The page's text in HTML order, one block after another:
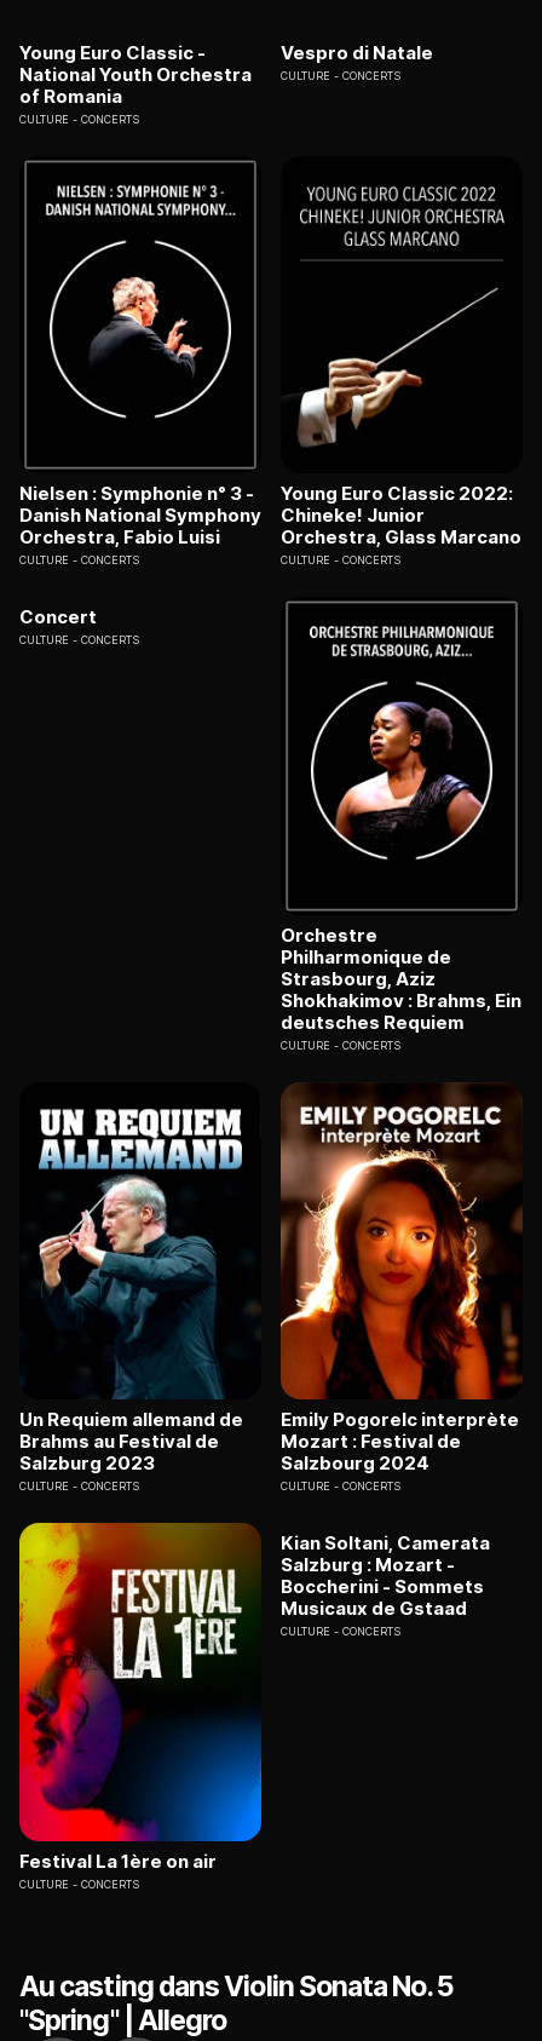
Young Euro Classic -
National Youth Orchestra
of Romania
CULTURE CONCERTS
Vespro di Natale
CULTURE CONCERTS
Nielsen : Symphonie n° 3 -
Danish National Symphony
Orchestra, Fabio Luisi
CULTURE CONCERTS
Young Euro Classic 2022:
Chineke! Junior
Orchestra, Glass Marcano
CULTURE CONCERTS
Concert
CULTURE CONCERTS
Orchestre
Philharmonique de
Strasbourg, Aziz
Shokhakimov : Brahms, Ein
deutsches Requiem
CULTURE CONCERTS
Un Requiem allemand de
Brahms au Festival de
Salzburg 2023
CULTURE CONCERTS
Emily Pogorelc interprète
Mozart : Festival de
Salzbourg 2024
CULTURE CONCERTS
Festival La 1ère on air
CULTURE CONCERTS
Kian Soltani, Camerata
Salzburg : Mozart -
Boccherini - Sommets
Musicaux de Gstaad
CULTURE CONCERTS
Au casting dans Violin Sonata No. 5
"Spring" | Allegro